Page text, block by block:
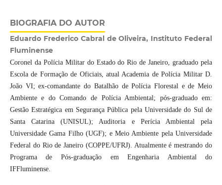
BIOGRAFIA DO AUTOR
Eduardo Frederico Cabral de Oliveira, Instituto Federal
Fluminense
Coronel da Polícia Militar do Estado do Rio de Janeiro, graduado pela
Escola de Formação de Oficiais, atual Academia de Polícia Militar D.
João VI; ex-comandante do Batalhão de Polícia Florestal e de Meio
Ambiente e do Comando de Polícia Ambiental; pós-graduado em:
Gestão Estratégica em Segurança Pública pela Universidade do Sul de
Santa Catarina (UNISUL); Auditoria e Perícia Ambiental pela
Universidade Gama Filho (UGF); e Meio Ambiente pela Universidade
Federal do Rio de Janeiro (COPPE/UFRJ). Atualmente é mestrando do
Programa de Pós-graduação em Engenharia Ambiental do
IFFluminense.